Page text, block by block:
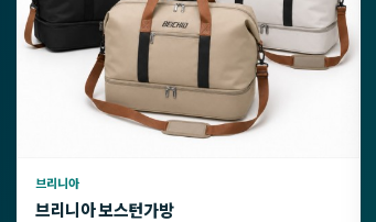
브리니아
브리니아 보스턴가방